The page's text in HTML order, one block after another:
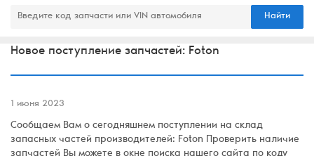
Найти
Новое поступление запчастей: Foton
1 июня 2023
Сообщаем Вам о сегодняшнем поступлении на склад
запасных частей производителей: Foton Проверить наличие
запчастей Вы можете в окне поиска нашего сайта по коду